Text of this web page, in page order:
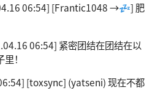
06:54] [Frantic1048 →💤] 肥
06:54] 紧密团结在团结在以
！
[toxsync] (yatseni) 现在不都